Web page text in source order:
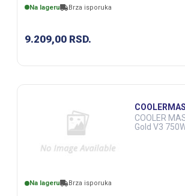
Na lageru Brza isporuka
9.209,00 RSD.
Na lageru Brza isporuka
COOLER
Gold V3